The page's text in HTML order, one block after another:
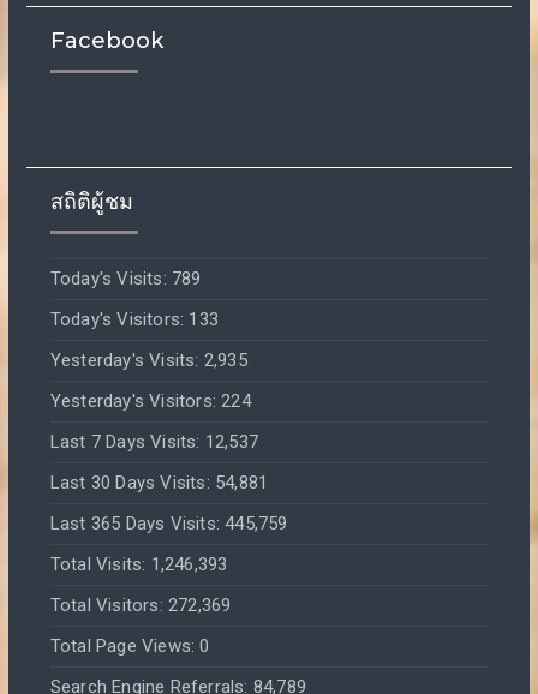
Facebook
สถิติผู้ชม
Today's Visits: 789
Today's Visitors: 133
Yesterday's Visits: 2,935
Yesterday's Visitors: 224
Last 7 Days Visits: 12,537
Last 30 Days Visits: 54,881
Last 365 Days Visits:445,759
Total Visits: 1,246,393
Total Visitors: 272,369
Total Page Views:0
Search Engine Referrals: 84,789